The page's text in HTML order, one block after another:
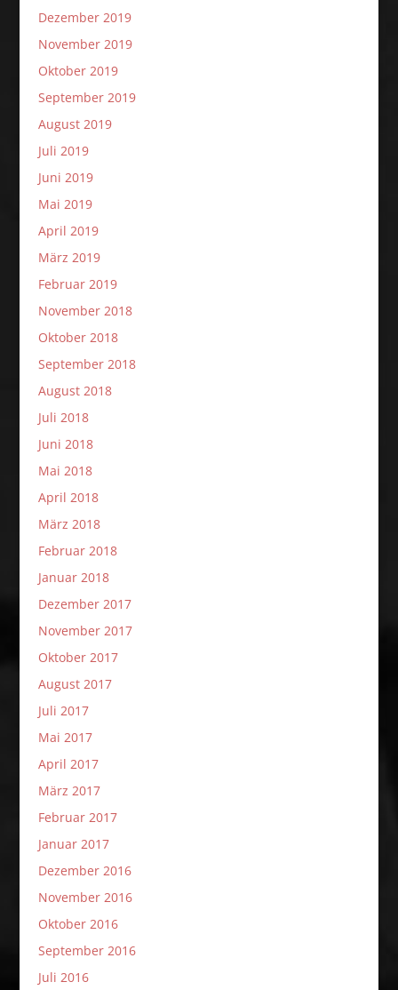
Dezember 2019
November 2019
Oktober 2019
September 2019
August 2019
Juli 2019
Juni 2019
Mai 2019
April 2019
März 2019
Februar 2019
November 2018
Oktober 2018
September 2018
August 2018
Juli 2018
Juni 2018
Mai 2018
April 2018
März 2018
Februar 2018
Januar 2018
Dezember 2017
November 2017
Oktober 2017
August 2017
Juli 2017
Mai 2017
April 2017
März 2017
Februar 2017
Januar 2017
Dezember 2016
November 2016
Oktober 2016
September 2016
Juli 2016